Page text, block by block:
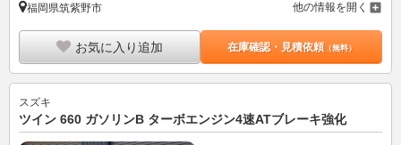
福岡県筑紫野市 他の情報を開く
お気に入り追加 在庫確認・見積依頼（無料）
スズキ
ツイン 660 ガソリンB ターボエンジン4速ATブレーキ強化